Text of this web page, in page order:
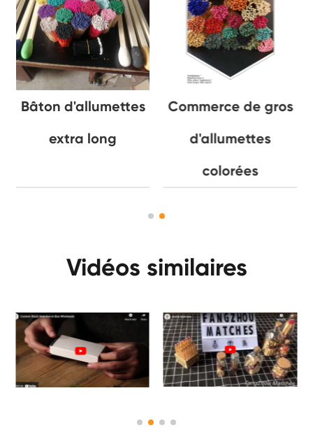
Bâton d'allumettes
extra long
Commerce de gros
d'allumettes
colorées
Vidéos similaires